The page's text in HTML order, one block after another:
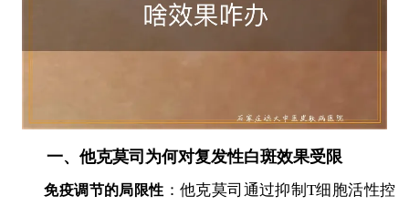
一、他克莫司为何对复发性白斑效果受限
免疫调节的局限性 ：他克莫司通过抑制T细胞活性控